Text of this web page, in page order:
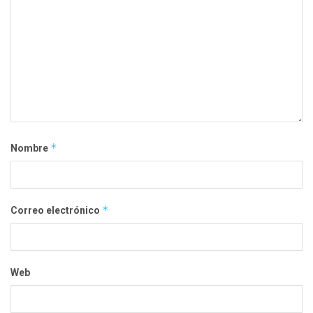
Nombre *
Correo electrónico *
Web